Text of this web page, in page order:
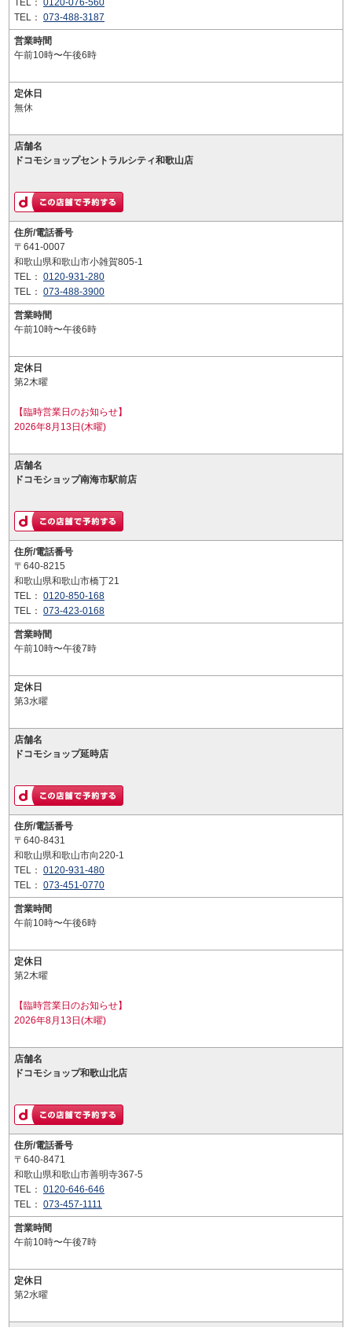
TEL： 0120-076-560
TEL： 073-488-3187
営業時間
午前10時〜午後6時
定休日
無休
店舗名
ドコモショップセントラルシティ和歌山店
住所/電話番号
〒641-0007
和歌山県和歌山市小雑賀805-1
TEL： 0120-931-280
TEL： 073-488-3900
営業時間
午前10時〜午後6時
定休日
第2木曜
【臨時営業日のお知らせ】
2026年8月13日(木曜)
店舗名
ドコモショップ南海市駅前店
住所/電話番号
〒640-8215
和歌山県和歌山市橋丁21
TEL： 0120-850-168
TEL： 073-423-0168
営業時間
午前10時〜午後7時
定休日
第3水曜
店舗名
ドコモショップ延時店
住所/電話番号
〒640-8431
和歌山県和歌山市向220-1
TEL： 0120-931-480
TEL： 073-451-0770
営業時間
午前10時〜午後6時
定休日
第2木曜
【臨時営業日のお知らせ】
2026年8月13日(木曜)
店舗名
ドコモショップ和歌山北店
住所/電話番号
〒640-8471
和歌山県和歌山市善明寺367-5
TEL： 0120-646-646
TEL： 073-457-1111
営業時間
午前10時〜午後7時
定休日
第2水曜